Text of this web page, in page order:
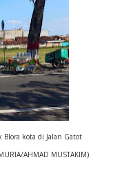
Blora kota di Jalan Gatot
AHMAD MUSTAKIM)